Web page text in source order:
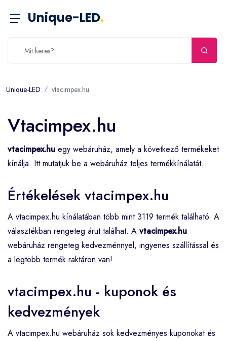
Unique-LED.
Unique-LED vtacimpex.hu
Vtacimpex.hu
vtacimpex.hu egy webáruház, amely a következő termékeket
kínálja. Itt mutatjuk be a webáruház teljes termékkínálatát.
Értékelések vtacimpex.hu
A vtacimpex.hu kínálatában több mint 3119 termék található. A
választékban rengeteg árut találhat. A vtacimpex.hu
webáruház rengeteg kedvezménnyel, ingyenes szállítással és
a legtöbb termék raktáron van!
vtacimpex.hu - kuponok és
kedvezmények
A vtacimpex.hu webáruház sok kedvezményes kuponokat és